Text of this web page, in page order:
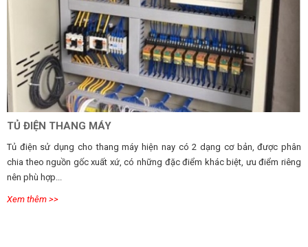
TỦ ĐIỆN THANG MÁY
Tủ điện sử dụng cho thang máy hiện nay có 2 dạng cơ bản, được phân
chia theo nguồn gốc xuất xứ, có những đặc điểm khác biệt, ưu điểm riêng
nên phù hợp...
Xem thêm >>